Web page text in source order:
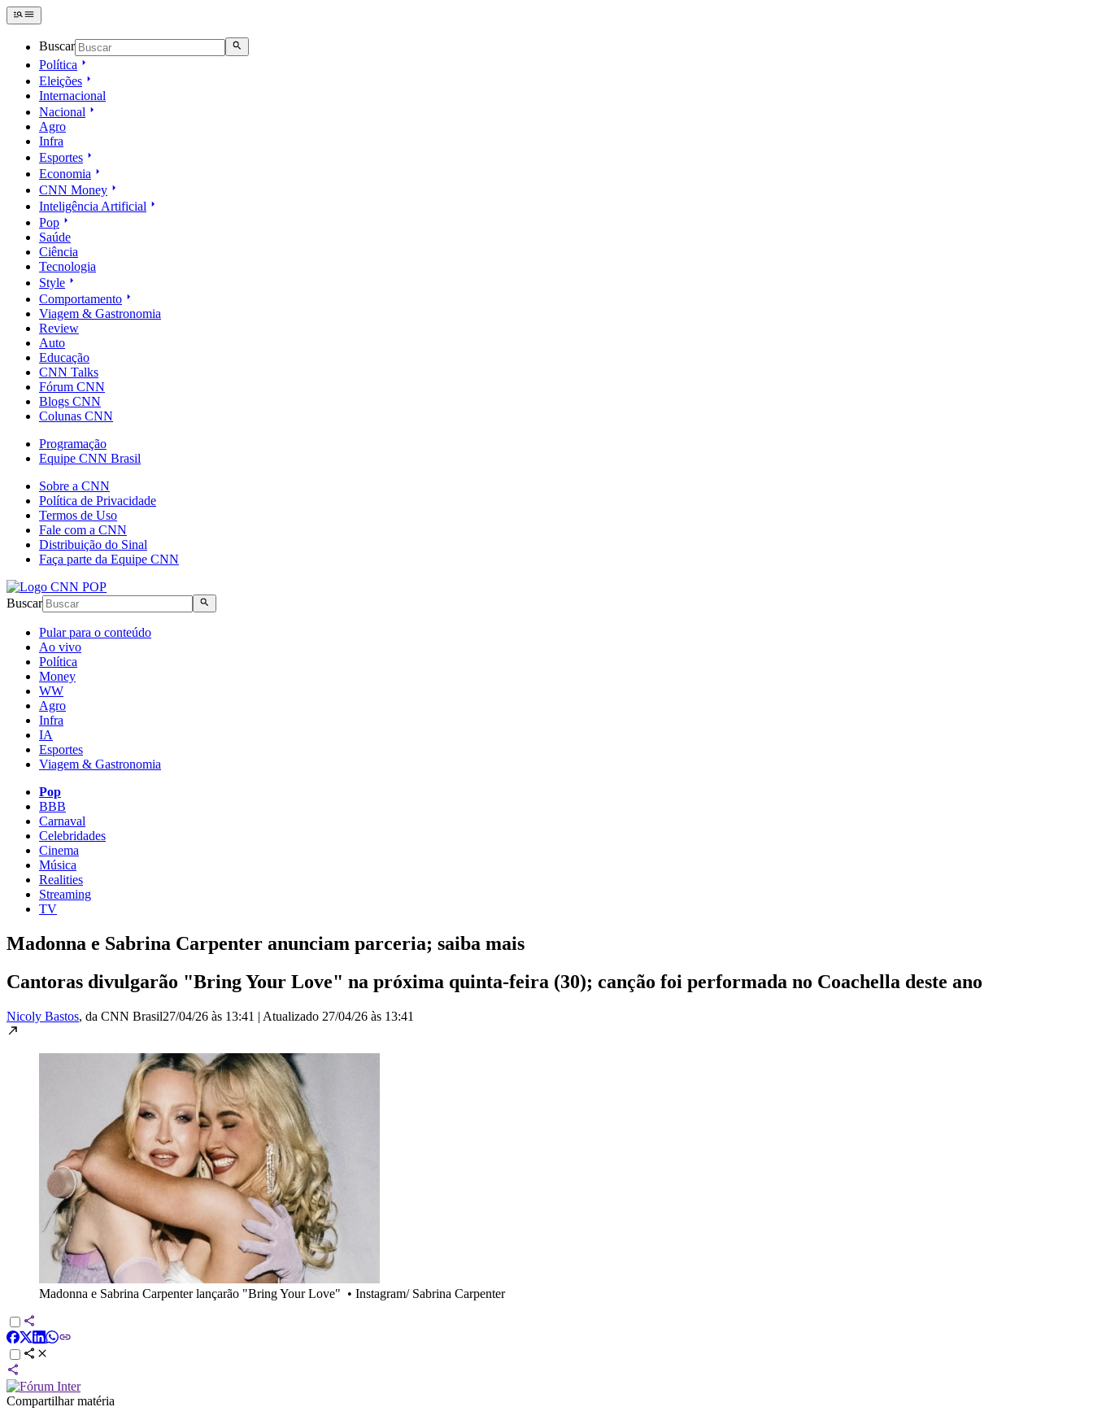
Buscar
Política
Eleições
Internacional
Nacional
Agro
Infra
Esportes
Economia
CNN Money
Inteligência Artificial
Pop
Saúde
Ciência
Tecnologia
Style
Comportamento
Viagem & Gastronomia
Review
Auto
Educação
CNN Talks
Fórum CNN
Blogs CNN
Colunas CNN
Programação
Equipe CNN Brasil
Sobre a CNN
Política de Privacidade
Termos de Uso
Fale com a CNN
Distribuição do Sinal
Faça parte da Equipe CNN
Buscar
Pular para o conteúdo
Ao vivo
Política
Money
WW
Agro
Infra
IA
Esportes
Viagem & Gastronomia
Pop
BBB
Carnaval
Celebridades
Cinema
Música
Realities
Streaming
TV
Madonna e Sabrina Carpenter anunciam parceria; saiba mais
Cantoras divulgarão "Bring Your Love" na próxima quinta-feira (30); canção foi performada no Coachella deste ano
Nicoly Bastos, da CNN Brasil27/04/26 às 13:41 | Atualizado 27/04/26 às 13:41
Madonna e Sabrina Carpenter lançarão "Bring Your Love" • Instagram/ Sabrina Carpenter
Compartilhar matéria